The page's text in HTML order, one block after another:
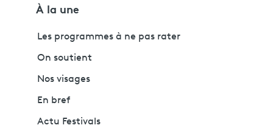
À la une
Les programmes à ne pas rater
On soutient
Nos visages
En bref
Actu Festivals